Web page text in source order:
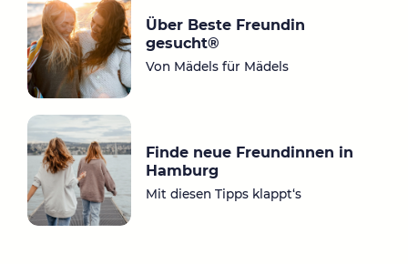
Über Beste Freundin
gesucht®
Von Mädels für Mädels
Finde neue Freundinnen in
Hamburg
Mit diesen Tipps klappt‘s